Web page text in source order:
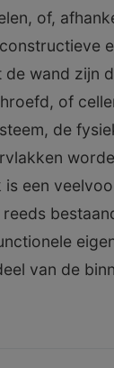
of,
wand zijn
of
de
een
van de